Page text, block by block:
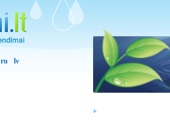
ru lv